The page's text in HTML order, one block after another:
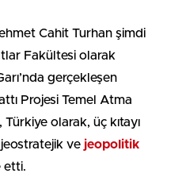
Cahit Turhan şimdi
Fakültesi olarak
gerçekleşen
Projesi Temel Atma
Türkiye olarak, üç kıtayı
ve jeopolitik
etti.